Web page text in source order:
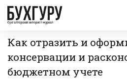
бухгалтерский интернет-журнал
Как отразить и
консервации и
бюджетном учете